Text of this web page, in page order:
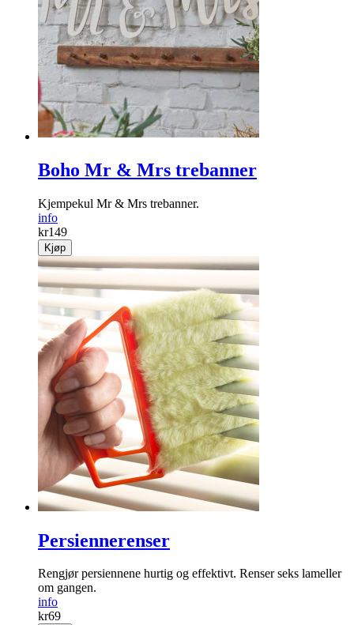
Boho Mr & Mrs trebanner
Kjempekul Mr & Mrs trebanner.
info
kr149
Kjøp
Persiennerenser
Rengjør persiennene hurtig og effektivt. Renser seks lameller
om gangen.
info
kr69